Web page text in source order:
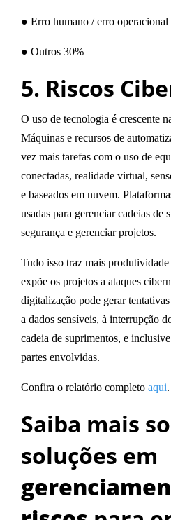
● Erro humano / erro operacional
● Outros 30%
5. Riscos
O uso de tecnologia é crescente
Máquinas e recursos de
vez mais tarefas com o uso de
conectadas, realidade virtual,
e baseados em nuvem.
usadas para gerenciar cadeias de
segurança e gerenciar projetos.
Tudo isso traz mais produtividade
expõe os projetos a ataques
digitalização pode gerar
a dados sensíveis, à interrupção
cadeia de suprimentos, e
partes envolvidas.
Confira o relatório completo aqui.
Saiba mais
soluções em